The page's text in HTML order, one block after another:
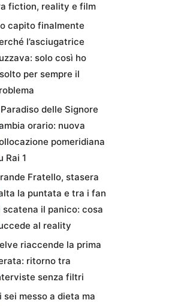
fiction, reality e film
capito finalmente
l’asciugatrice
solo così ho
per sempre il
delle Signore
orario: nuova
pomeridiana
Rai 1
Fratello, stasera
la puntata e tra i fan
scatena il panico: cosa
al reality
riaccende la prima
ritorno tra
senza filtri
sei messo a dieta ma